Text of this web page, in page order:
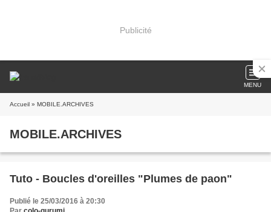
Publicité
MENU
Accueil » MOBILE.ARCHIVES
MOBILE.ARCHIVES
Tuto - Boucles d'oreilles "Plumes de paon"
Publié le 25/03/2016 à 20:30